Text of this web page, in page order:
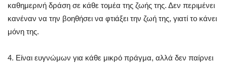
καθημερινή δράση σε κάθε τομέα της ζωής της. Δεν περιμένει
κανέναν να την βοηθήσει να φτιάξει την ζωή της, γιατί το κάνει
μόνη της.
4. Είναι ευγνώμων για κάθε μικρό πράγμα, αλλά δεν παίρνει